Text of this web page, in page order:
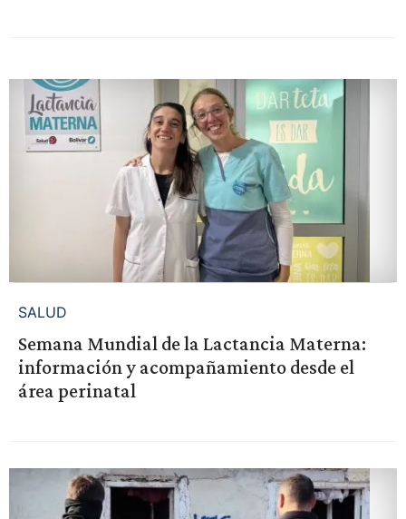
SALUD
Semana Mundial de la Lactancia Materna:
información y acompañamiento desde el
área perinatal